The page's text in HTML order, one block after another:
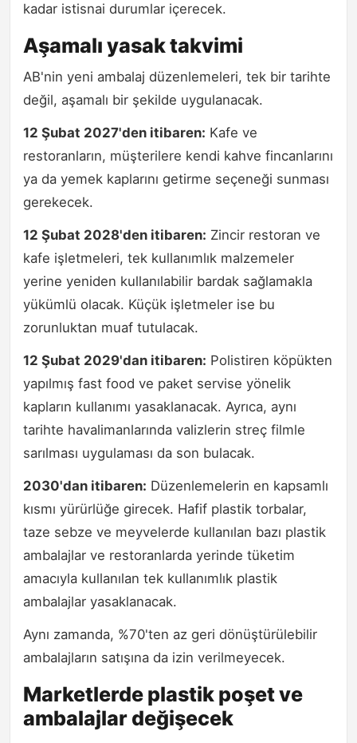
kadar istisnai durumlar içerecek.
Aşamalı yasak takvimi
AB'nin yeni ambalaj düzenlemeleri, tek bir tarihte
değil, aşamalı bir şekilde uygulanacak.
12 Şubat 2027'den itibaren: Kafe ve
restoranların, müşterilere kendi kahve fincanlarını
ya da yemek kaplarını getirme seçeneği sunması
gerekecek.
12 Şubat 2028'den itibaren: Zincir restoran ve
kafe işletmeleri, tek kullanımlık malzemeler
yerine yeniden kullanılabilir bardak sağlamakla
yükümlü olacak. Küçük işletmeler ise bu
zorunluktan muaf tutulacak.
12 Şubat 2029'dan itibaren: Polistiren köpükten
yapılmış fast food ve paket servise yönelik
kapların kullanımı yasaklanacak. Ayrıca, aynı
tarihte havalimanlarında valizlerin streç filmle
sarılması uygulaması da son bulacak.
2030'dan itibaren: Düzenlemelerin en kapsamlı
kısmı yürürlüğe girecek. Hafif plastik torbalar,
taze sebze ve meyvelerde kullanılan bazı plastik
ambalajlar ve restoranlarda yerinde tüketim
amacıyla kullanılan tek kullanımlık plastik
ambalajlar yasaklanacak.
Aynı zamanda, %70'ten az geri dönüştürülebilir
ambalajların satışına da izin verilmeyecek.
Marketlerde plastik poşet ve
ambalajlar değişecek